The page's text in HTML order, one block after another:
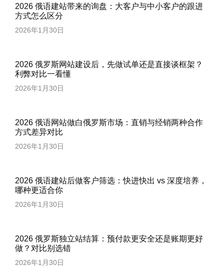
2026 俄语建站带来的询盘：大客户与中小客户的跟进
方式怎么区分
2026年1月30日
2026 俄罗斯网站建设后，先做试单还是直接谈框架？
利弊对比一看懂
2026年1月30日
2026 俄语网站做白俄罗斯市场：直销与经销两种合作
方式差异对比
2026年1月30日
2026 俄语建站后做客户筛选：快进快出 vs 深度培养，
哪种更适合你
2026年1月30日
2026 俄罗斯独立站结算：预付款更安全还是账期更好
做？对比别选错
2026年1月30日